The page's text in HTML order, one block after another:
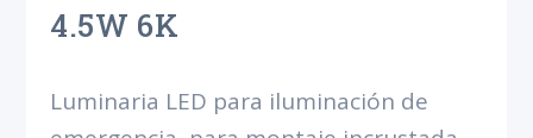
4.5W 6K
Luminaria LED para iluminación de